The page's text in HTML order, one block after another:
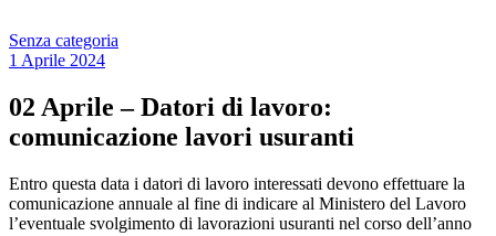
Senza categoria
1 Aprile 2024
02 Aprile – Datori di lavoro:
comunicazione lavori usuranti
Entro questa data i datori di lavoro interessati devono effettuare la
comunicazione annuale al fine di indicare al Ministero del Lavoro
l’eventuale svolgimento di lavorazioni usuranti nel corso dell’anno